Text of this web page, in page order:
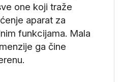
one koji traže
aparat za
funkcijama. Mala
ga čine